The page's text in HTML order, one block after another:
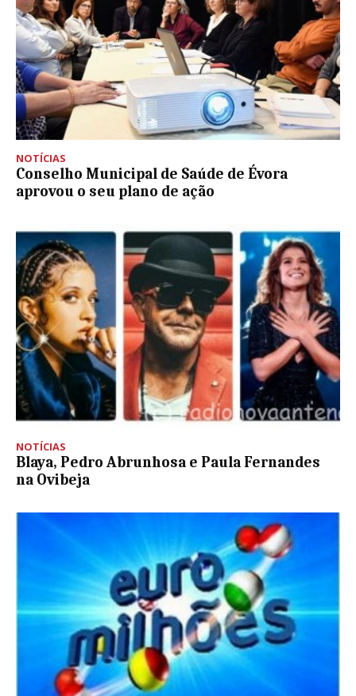
NOTÍCIAS
Conselho Municipal de Saúde de Évora
aprovou o seu plano de ação
NOTÍCIAS
Blaya, Pedro Abrunhosa e Paula Fernandes
na Ovibeja